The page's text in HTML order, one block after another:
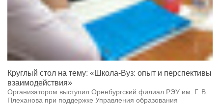
Круглый стол на тему: «Школа-Вуз: опыт и перспективы
взаимодействия»
Организатором выступил Оренбургский филиал РЭУ им. Г. В.
Плеханова при поддержке Управления образования